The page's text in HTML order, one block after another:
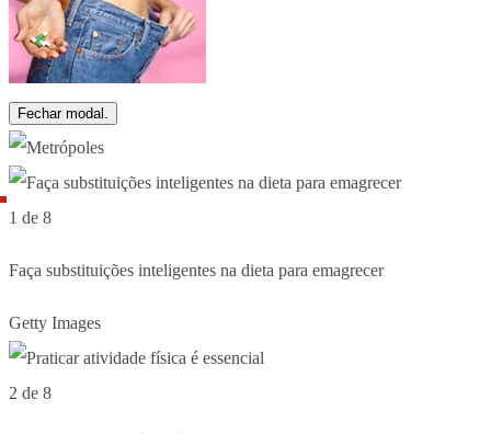
Fechar modal.
1 de 8
Faça substituições inteligentes na dieta para emagrecer
Getty Images
2 de 8